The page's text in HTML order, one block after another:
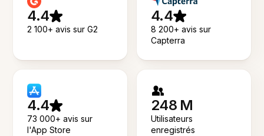
4.4
2 100+ avis sur G2
4.4
8 200+ avis sur
Capterra
4.4
73 000+ avis sur
l'App Store
248 M
Utilisateurs
enregistrés